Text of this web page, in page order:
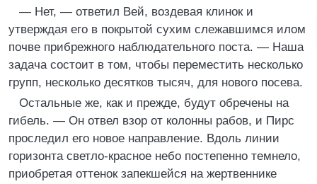
— Нет, — ответил Вей, воздевая клинок и
утверждая его в покрытой сухим слежавшимся илом
почве прибрежного наблюдательного поста. — Наша
задача состоит в том, чтобы переместить несколько
групп, несколько десятков тысяч, для нового посева.
Остальные же, как и прежде, будут обречены на
гибель. — Он отвел взор от колонны рабов, и Пирс
проследил его новое направление. Вдоль линии
горизонта светло-красное небо постепенно темнело,
приобретая оттенок запекшейся на жертвеннике